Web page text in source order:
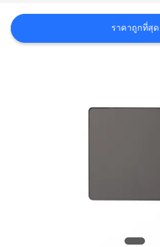
ราคา
ราคาถูกที่สุด